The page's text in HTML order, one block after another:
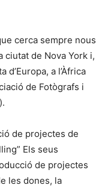
cerca sempre nous
ciutat de Nova York i,
a l’Àfrica
de Fotògrafs i
de projectes de
Els seus
de projectes
les dones, la